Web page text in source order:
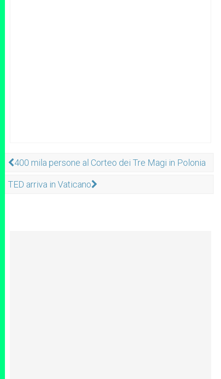
400 mila persone al Corteo dei Tre Magi in Polonia
TED arriva in Vaticano